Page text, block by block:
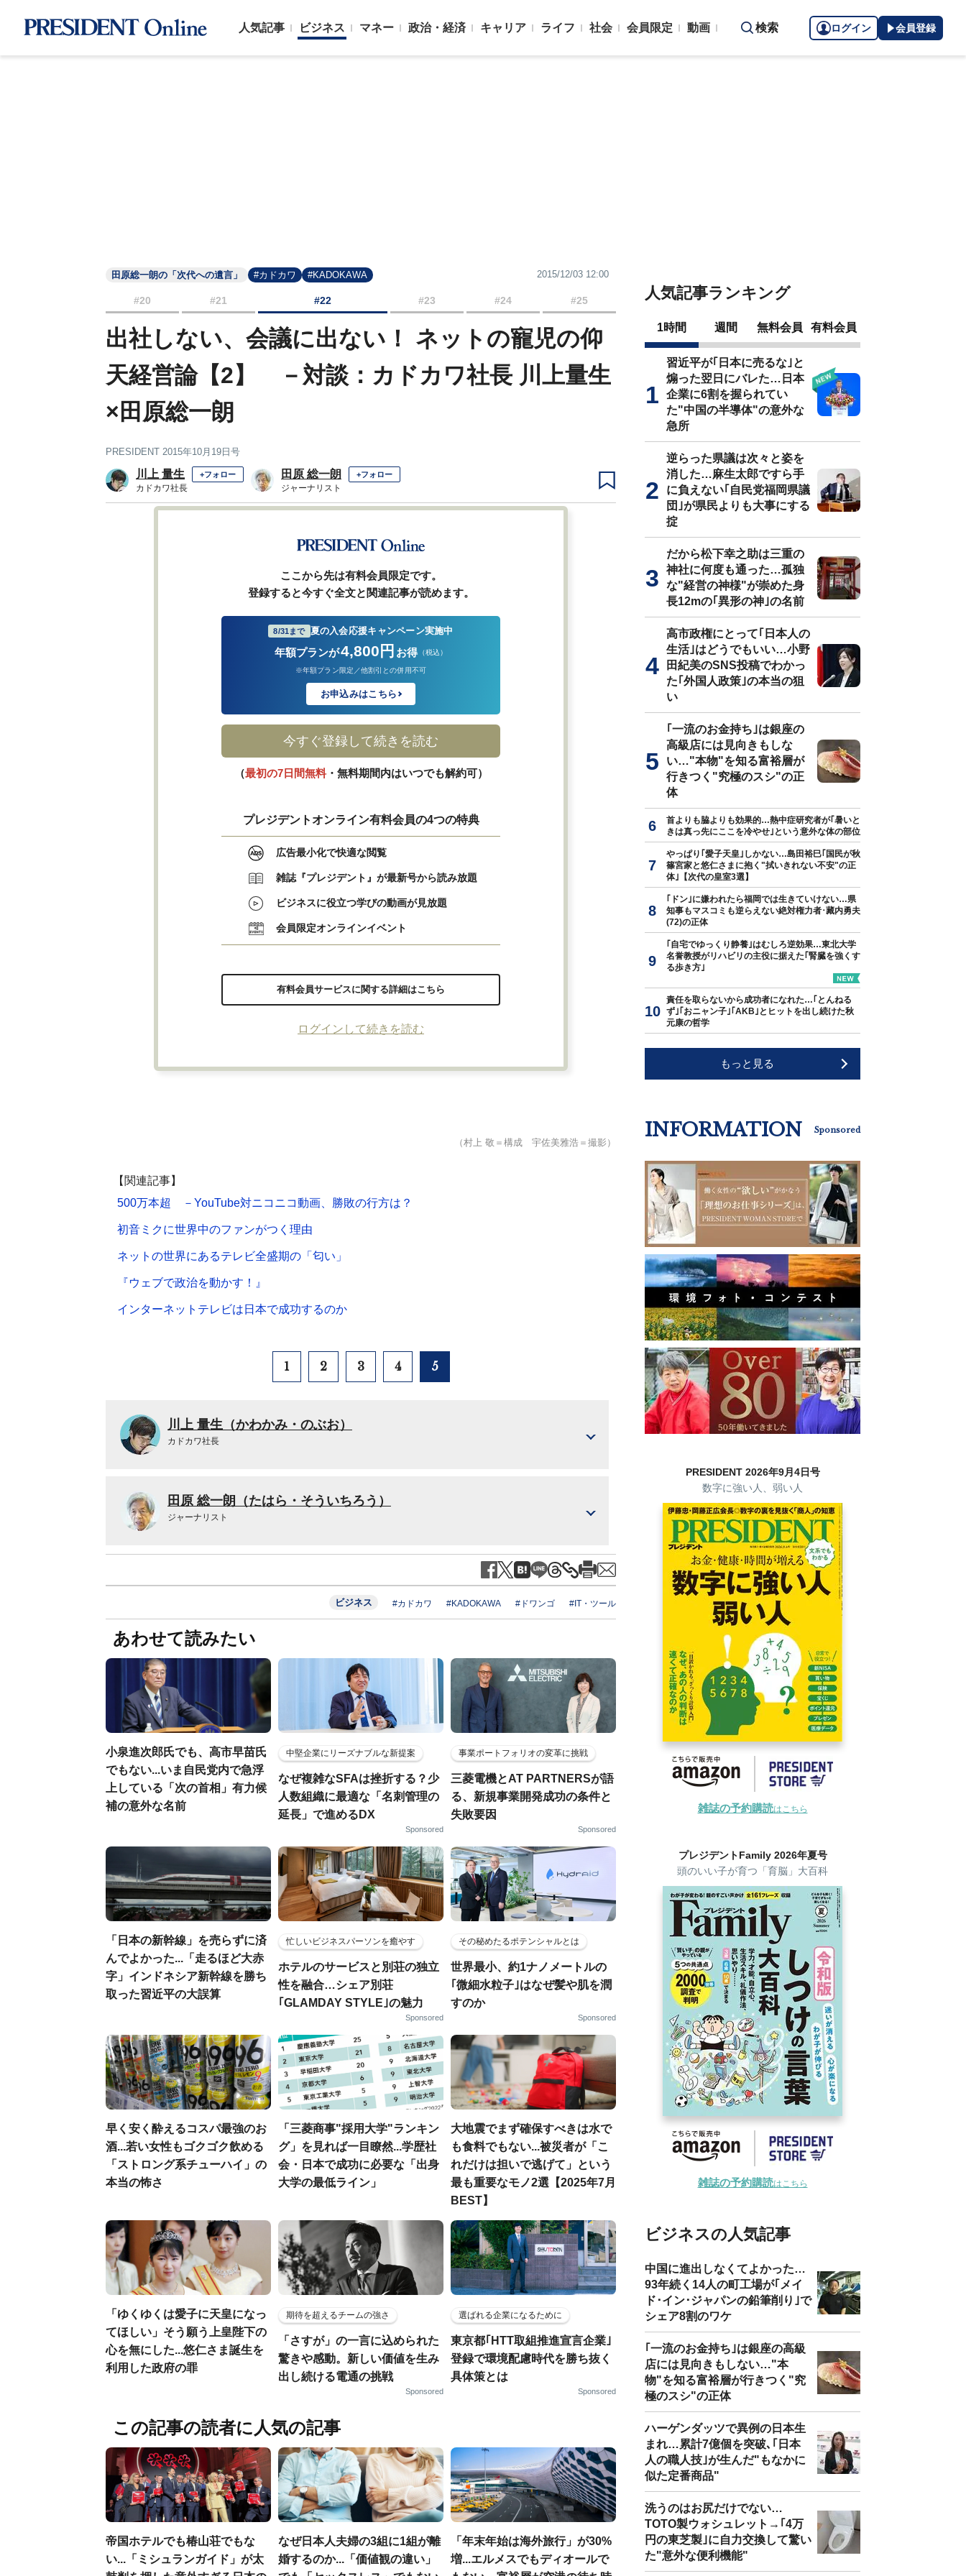
人気記事 ビジネス マネー 政治・経済 キャリア ライフ 社会 会員限定 動画 検索 ログイン 会員登録
田原総一朗の「次代への遺言」 #カドカワ #KADOKAWA 2015/12/03 12:00
#20 #21 #22 #23 #24 #25
出社しない、会議に出ない！ ネットの寵児の仰
天経営論【2】 －対談：カドカワ社長 川上量生
×田原総一朗
PRESIDENT 2015年10月19日号
川上 量生 +フォロー
カドカワ社長
田原 総一朗 +フォロー
ジャーナリスト
ここから先は有料会員限定です。
登録すると今すぐ全文と関連記事が読めます。
8/31まで 夏の入会応援キャンペーン実施中
年額プランが4,800円 お得 （税込）
※年額プラン限定／他割引との併用不可
お申込みはこちら
今すぐ登録して続きを読む
（最初の7日間無料・無料期間内はいつでも解約可）
プレジデントオンライン有料会員の4つの特典
広告最小化で快適な閲覧
雑誌『プレジデント』が最新号から読み放題
ビジネスに役立つ学びの動画が見放題
会員限定オンラインイベント
有料会員サービスに関する詳細はこちら
ログインして続きを読む
（村上 敬＝構成 宇佐美雅浩＝撮影）
【関連記事】
500万本超 －YouTube対ニコニコ動画、勝敗の行方は？
初音ミクに世界中のファンがつく理由
ネットの世界にあるテレビ全盛期の「匂い」
『ウェブで政治を動かす！』
インターネットテレビは日本で成功するのか
1 2 3 4 5
川上 量生（かわかみ・のぶお）
カドカワ社長
田原 総一朗（たはら・そういちろう）
ジャーナリスト
ビジネス #カドカワ #KADOKAWA #ドワンゴ #IT・ツール
あわせて読みたい
小泉進次郎氏でも、高市早苗氏
でもない...いま自民党内で急浮
上している「次の首相」有力候
補の意外な名前
中堅企業にリーズナブルな新提案
なぜ複雑なSFAは挫折する？少
人数組織に最適な「名刺管理の
延長」で進めるDX
Sponsored
事業ポートフォリオの変革に挑戦
三菱電機とAT PARTNERSが語
る、新規事業開発成功の条件と
失敗要因
Sponsored
「日本の新幹線」を売らずに済
んでよかった...「走るほど大赤
字」インドネシア新幹線を勝ち
取った習近平の大誤算
忙しいビジネスパーソンを癒やす
ホテルのサービスと別荘の独立
性を融合…シェア別荘
｢GLAMDAY STYLE｣の魅力
Sponsored
その秘めたるポテンシャルとは
世界最小、約1ナノメートルの
｢微細水粒子｣はなぜ髪や肌を潤
すのか
Sponsored
早く安く酔えるコスパ最強のお
酒...若い女性もゴクゴク飲める
「ストロング系チューハイ」の
本当の怖さ
「三菱商事"採用大学"ランキン
グ」を見れば一目瞭然...学歴社
会・日本で成功に必要な「出身
大学の最低ライン」
大地震でまず確保すべきは水で
も食料でもない...被災者が「こ
れだけは担いで逃げて」という
最も重要なモノ2選【2025年7月
BEST】
「ゆくゆくは愛子に天皇になっ
てほしい」そう願う上皇陛下の
心を無にした...悠仁さま誕生を
利用した政府の罪
期待を超えるチームの強さ
「さすが」の一言に込められた
驚きや感動。新しい価値を生み
出し続ける電通の挑戦
Sponsored
選ばれる企業になるために
東京都｢HTT取組推進宣言企業｣
登録で環境配慮時代を勝ち抜く
具体策とは
Sponsored
この記事の読者に人気の記事
帝国ホテルでも椿山荘でもな
い...「ミシュランガイド」が太
なぜ日本人夫婦の3組に1組が離
婚するのか...「価値観の違い」
「年末年始は海外旅行」が30%
増...エルメスでもディオールで
人気記事ランキング
1時間 週間 無料会員 有料会員
習近平が｢日本に売るな｣と
煽った翌日にバレた…日本
企業に6割を握られてい
た"中国の半導体"の意外な
急所
逆らった県議は次々と姿を
消した…麻生太郎ですら手
に負えない｢自民党福岡県議
団｣が県民よりも大事にする
掟
だから松下幸之助は三重の
神社に何度も通った…孤独
な"経営の神様"が崇めた身
長12mの｢異形の神｣の名前
高市政権にとって｢日本人の
生活｣はどうでもいい…小野
田紀美のSNS投稿でわかっ
た｢外国人政策｣の本当の狙
い
｢一流のお金持ち｣は銀座の
高級店には見向きもしな
い…"本物"を知る富裕層が
行きつく"究極のスシ"の正
体
首よりも脇よりも効果的…熱中症研究者が｢暑いと
きは真っ先にここを冷やせ｣という意外な体の部位
やっぱり｢愛子天皇｣しかない…島田裕巳｢国民が秋
篠宮家と悠仁さまに抱く"拭いきれない不安"の正
体｣【次代の皇室3選】
｢ドン｣に嫌われたら福岡では生きていけない…県
知事もマスコミも逆らえない絶対権力者･藏内勇夫
(72)の正体
｢自宅でゆっくり静養｣はむしろ逆効果…東北大学
名誉教授がリハビリの主役に据えた｢腎臓を強くす
る歩き方｣
責任を取らないから成功者になれた…｢とんねる
ず｣｢おニャン子｣｢AKB｣とヒットを出し続けた秋
元康の哲学
もっと見る
INFORMATION Sponsored
PRESIDENT 2026年9月4日号
数字に強い人、弱い人
雑誌の予約購読はこちら
プレジデントFamily 2026年夏号
頭のいい子が育つ「育脳」大百科
雑誌の予約購読はこちら
ビジネスの人気記事
中国に進出しなくてよかった…
93年続く14人の町工場が｢メイ
ド･イン･ジャパンの鉛筆削り｣で
シェア8割のワケ
｢一流のお金持ち｣は銀座の高級
店には見向きもしない…"本
物"を知る富裕層が行きつく"究
極のスシ"の正体
ハーゲンダッツで異例の日本生
まれ…累計7億個を突破､｢日本
人の職人技｣が生んだ"もなかに
似た定番商品"
洗うのはお尻だけでない…
TOTO製ウォシュレット→｢4万
円の東芝製｣に自力交換して驚い
た"意外な便利機能"